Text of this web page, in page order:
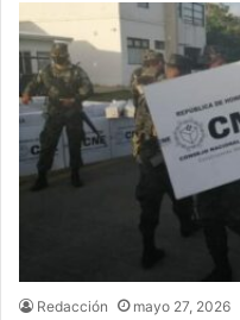
Redacción mayo 27, 2026